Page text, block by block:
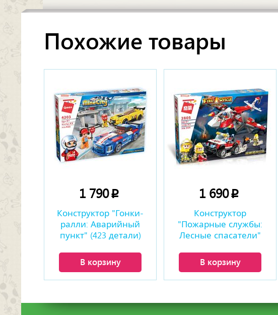
Похожие товары
1 790p
Конструктор "Гонки-
ралли: Аварийный
пункт" (423 детали)
В корзину
1 690p
Конструктор
"Пожарные службы:
Лесные спасатели"
В корзину